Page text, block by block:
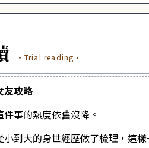
·Trial reading·
攻略
事的熱度依舊沒降。
到大的身世經歷做了梳理，這